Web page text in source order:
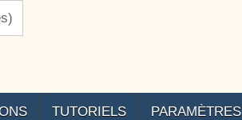
TUTORIELS PARAMÈTRES